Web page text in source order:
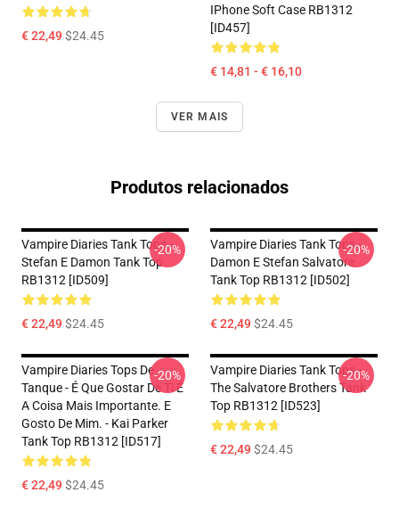
€ 22,49$24.45
IPhone Soft Case RB1312
[ID457]
€ 14,81 - € 16,10
VER MAIS
Produtos relacionados
Vampire Diaries Tank Tops -
Stefan E Damon Tank Top
RB1312 [ID509]
€ 22,49$24.45
-20%
Vampire Diaries Tank Tops -
Damon E Stefan Salvatore
Tank Top RB1312 [ID502]
€ 22,49$24.45
-20%
Vampire Diaries Tops De
Tanque - É Que Gostar De Ti É
A Coisa Mais Importante. E
Gosto De Mim. - Kai Parker
Tank Top RB1312 [ID517]
€ 22,49$24.45
-20%
Vampire Diaries Tank Tops -
The Salvatore Brothers Tank
Top RB1312 [ID523]
€ 22,49$24.45
-20%